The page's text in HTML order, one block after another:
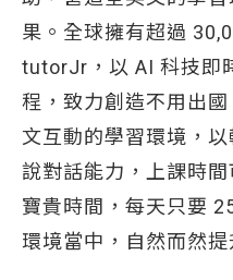
果。全球擁有超過
tutorJr，以 AI 科技即
程，致力創造不用出
文互動的學習環境，
說對話能力，上課時
寶貴時間，每天只要
環境當中，自然而然